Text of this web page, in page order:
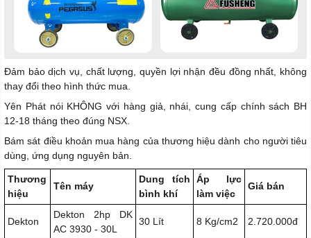
Đảm bảo dịch vụ, chất lượng, quyền lợi nhận đều đồng nhất, không
thay đổi theo hình thức mua.
Yên Phát nói KHÔNG với hàng giả, nhái, cung cấp chính sách BH
12-18 tháng theo đúng NSX.
Bám sát điều khoản mua hàng của thương hiệu dành cho người tiêu
dùng, ứng dụng nguyên bản.
Thương
hiệu
Tên máy
Dung tích
bình khí
Áp lực
làm việc
Giá bán
Dekton
Dekton 2hp DK
AC 3930 - 30L
30 Lít 8 Kg/cm2 2.720.000đ